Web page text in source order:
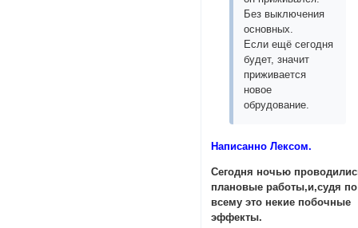
Без выключения
основных.
Если ещё сегодня
будет, значит
приживается
новое
обрудование.
Написанно Лексом.
Сегодня ночью
плановые работы,и,судя по
всему это некие побочные
эффекты.